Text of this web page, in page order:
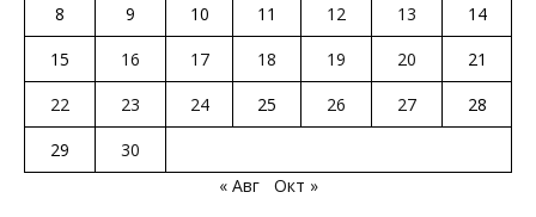
8
9 10 11 12 13
14
15
16 17 18 19 20
21
22
23 24 25 26 27
28
29
30
« Авг
Окт »